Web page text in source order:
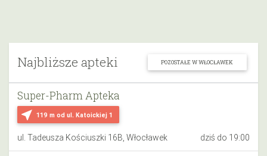
Najbliższe apteki POZOSTAŁE W WŁOCŁAWEK
near_me 119 m od ul. Katoickiej 1
Super-Pharm Apteka
ul. Tadeusza Kościuszki 16B, Włocławek dziś do 19:00